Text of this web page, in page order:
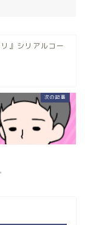
』シリアルコー